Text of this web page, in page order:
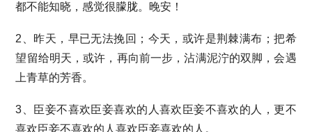
都不能知晓，感觉很朦胧。晚安！
2、昨天，早已无法挽回；今天，或许是荆棘满布；把希
望留给明天，或许，再向前一步，沾满泥泞的双脚，会遇
上青草的芳香。
3、臣妾不喜欢臣妾喜欢的人喜欢臣妾不喜欢的人，更不
喜欢臣妾不喜欢的人喜欢臣妾喜欢的人。